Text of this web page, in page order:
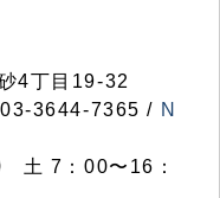
4丁目19-32
3644-7365 / N
土 7：00〜16：